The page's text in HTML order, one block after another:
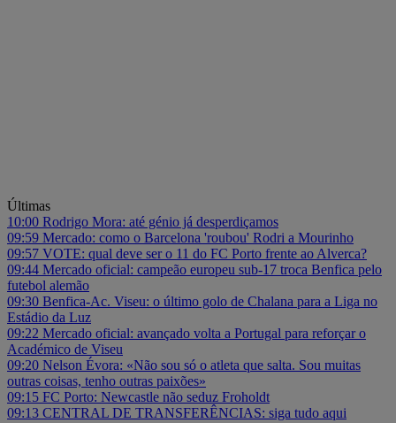
Últimas
10:00 Rodrigo Mora: até génio já desperdiçamos
09:59 Mercado: como o Barcelona 'roubou' Rodri a Mourinho
09:57 VOTE: qual deve ser o 11 do FC Porto frente ao Alverca?
09:44 Mercado oficial: campeão europeu sub-17 troca Benfica pelo
futebol alemão
09:30 Benfica-Ac. Viseu: o último golo de Chalana para a Liga no
Estádio da Luz
09:22 Mercado oficial: avançado volta a Portugal para reforçar o
Académico de Viseu
09:20 Nelson Évora: «Não sou só o atleta que salta. Sou muitas
outras coisas, tenho outras paixões»
09:15 FC Porto: Newcastle não seduz Froholdt
09:13 CENTRAL DE TRANSFERÊNCIAS: siga tudo aqui